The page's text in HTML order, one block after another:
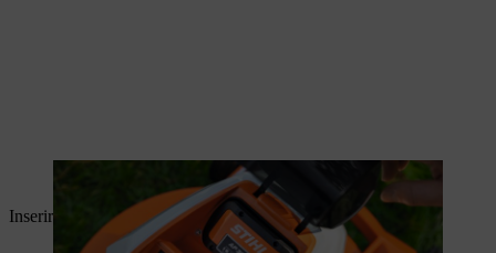
La batteria completamente carica può essere inserita.
Inserire ora il connettore di sicurezza.